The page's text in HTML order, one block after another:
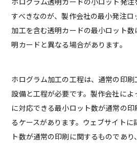
すべきなのが、製作会社の最小発注ロ
加工を含む透明カードの最小ロット
明カードと異なる場合があります。
ホログラム加工の工程は、通常の印
設備と工程が必要です。製作会社によ
に対応できる最小ロット数が通常の
るケースがあります。ウェブサイトに
ト数が通常の印刷に関するものであ